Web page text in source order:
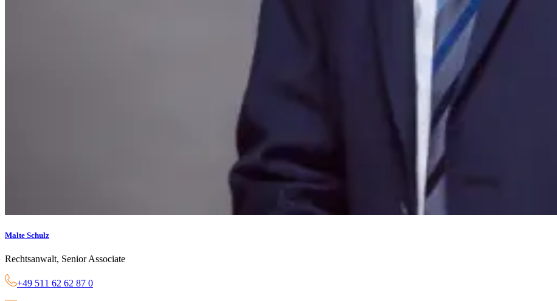
Malte Schulz
Rechtsanwalt, Senior Associate
+49 511 62 62 87 0